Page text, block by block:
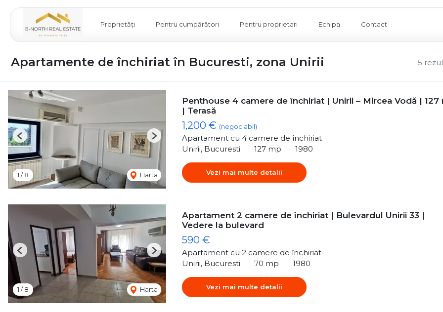
Proprietăți Pentru cumpărători Pentru proprietari Echipa Contact
5
Apartamente de închiriat în Bucuresti, zona Unirii
1 /8 Harta
Previous Next
Penthouse 4 camere de închiriat | Unirii – Mircea Vodă | 127
| Terasă
1,200 € (negociabil)
Apartament cu 4 camere de închiriat
Unirii, Bucuresti
127 mp 1980
Vezi mai multe detalii
1 /8 Harta
Previous Next
Apartament 2 camere de închiriat | Bulevardul Unirii 33 |
Vedere la bulevard
590 €
Apartament cu 2 camere de închiriat
Unirii, Bucuresti
70 mp 1980
Vezi mai multe detalii